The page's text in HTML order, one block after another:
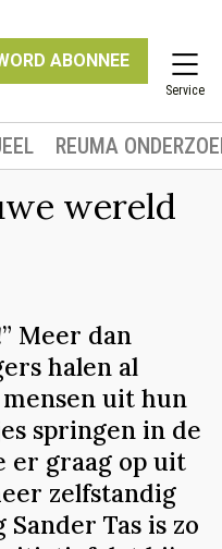
ABONNEE
Service
REUMA
wereld
Meer dan
halen al
uit hun
springen in de
er graag op uit
zelfstandig
Tas is zo